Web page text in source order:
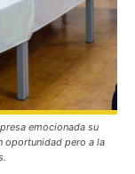
emocionada su
oportunidad pero a la